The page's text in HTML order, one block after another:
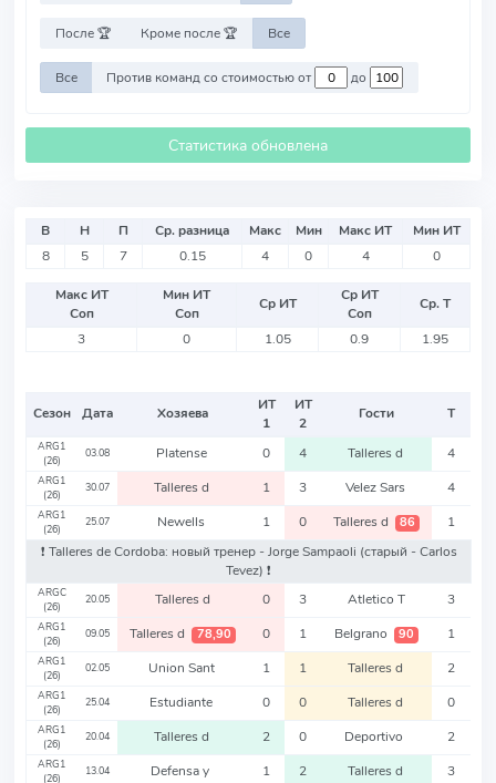
После 🏆 Кроме после 🏆 Все
Все Против команд со стоимостью от до
Статистика обновлена
В Н П Ср. разница Макс Мин Макс ИТ
Мин ИТ
8
5 7 0.15 4 0 4 0
Макс ИТ
Соп
Мин ИТ
Соп
Ср ИТ
Ср ИТ
Соп
Ср. Т
3
0 1.05 0.9 1.95
Сезон Дата Хозяева
ИТ
1
ИТ
2
Гости Т
ARG1
(26)
03.08 Platense 0 4 Talleres d 4
ARG1
(26)
30.07 Talleres d 1 3 Velez Sars 4
ARG1
(26)
25.07 Newells 1 0 Talleres d 86
1
❗️ Talleres de Cordoba: новый тренер - Jorge Sampaoli (старый - Carlos
Tevez) ❗️
ARGC
(26)
20.05 Talleres d 0 3 Atletico T 3
ARG1
(26)
09.05 Talleres d 78,90 0 1 Belgrano 90 1
ARG1
(26)
02.05 Union Sant 1 1 Talleres d 2
ARG1
(26)
25.04 Estudiante 0 0 Talleres d 0
ARG1
(26)
20.04 Talleres d 2 0 Deportivo 2
ARG1
(26)
13.04 Defensa y 1 2 Talleres d 3